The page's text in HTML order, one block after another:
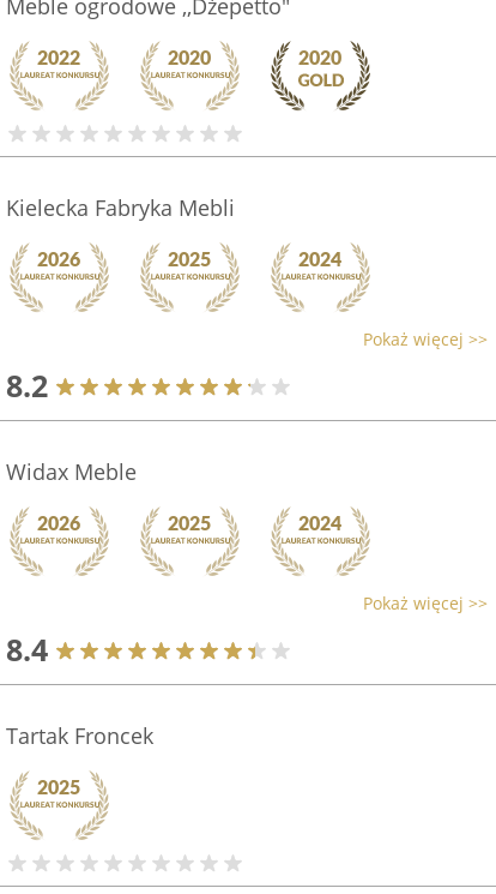
Meble ogrodowe ,,Dżepetto"
Kielecka Fabryka Mebli
Pokaż więcej >>
8.2
Widax Meble
Pokaż więcej >>
8.4
Tartak Froncek